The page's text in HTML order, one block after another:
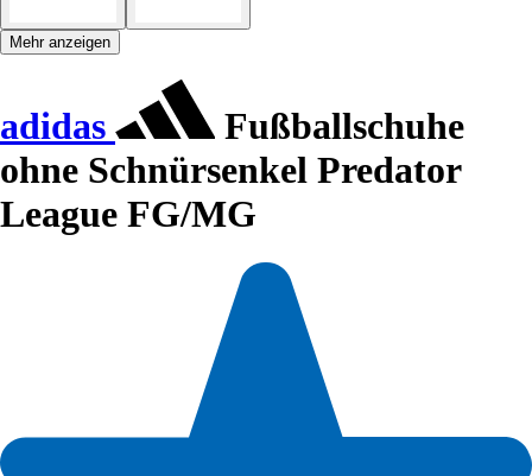
Mehr anzeigen
adidas
Fußballschuhe
ohne Schnürsenkel Predator
League FG/MG